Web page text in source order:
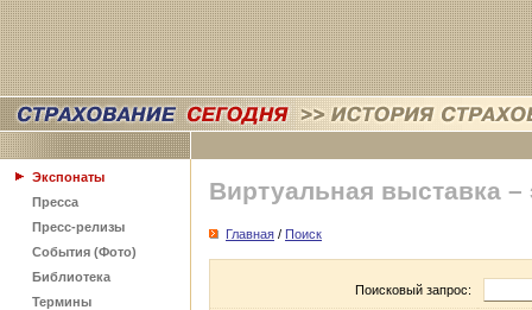
Экспонаты
Пресса
Пресс-релизы
События (Фото)
Библиотека
Термины
Виртуальная выставка –
Главная / Поиск
Поисковый запрос: